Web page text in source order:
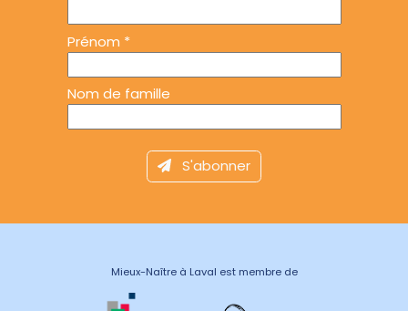
Prénom *
Nom de famille
Mieux-Naître à Laval est membre de